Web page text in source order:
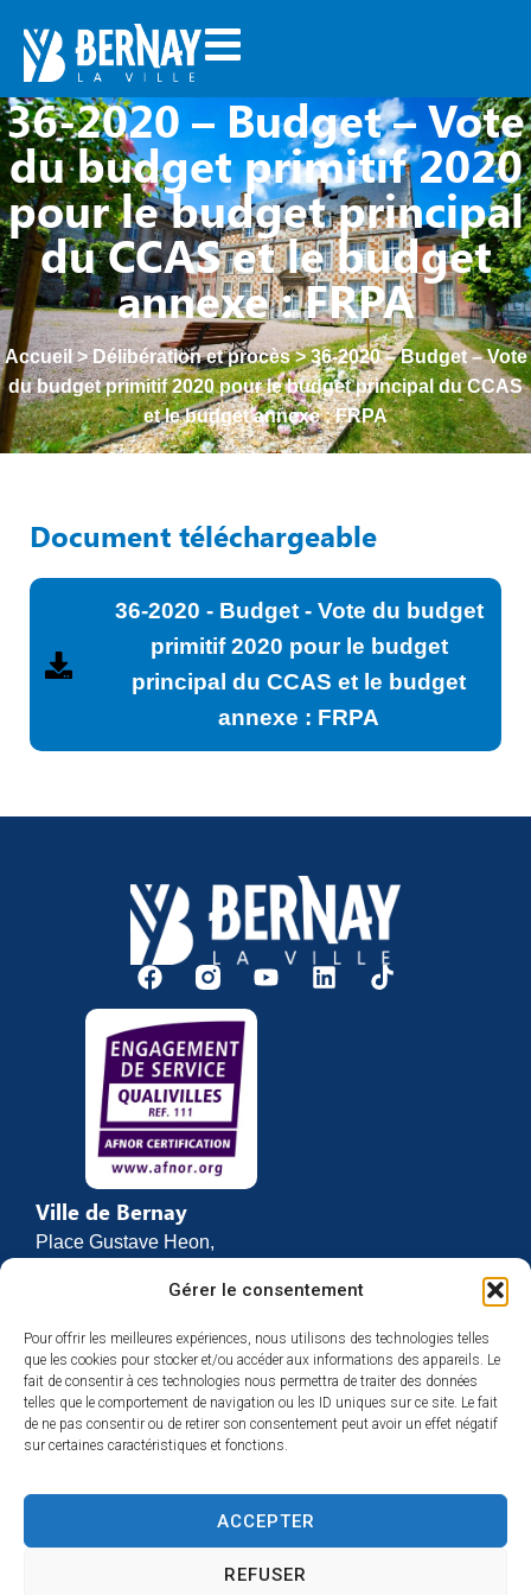
Gérer le consentement
Pour offrir les meilleures expériences, nous utilisons des technologies telles
que les cookies pour stocker et/ou accéder aux informations des appareils. Le
fait de consentir à ces technologies nous permettra de traiter des données
telles que le comportement de navigation ou les ID uniques sur ce site. Le fait
de ne pas consentir ou de retirer son consentement peut avoir un effet négatif
sur certaines caractéristiques et fonctions.
ACCEPTER
REFUSER
36-2020 – Budget – Vote
du budget primitif 2020
pour le budget principal
du CCAS et le budget
annexe : FRPA
Accueil>Délibération et procès>36-2020 – Budget – Vote
du budget primitif 2020 pour le budget principal du CCAS
et le budget annexe : FRPA
Document téléchargeable
36-2020 - Budget - Vote du budget
primitif 2020 pour le budget
principal du CCAS et le budget
annexe : FRPA
Ville de Bernay
Place Gustave Heon,
27307 BERNAY
02 32 46 63 00
Contact
Horaires d’ouverture
Du lundi au vendredi :
et de 13h30 à 17h